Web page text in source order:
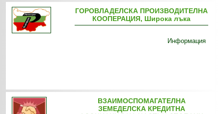
ГОРОВЛАДЕЛСКА ПРОИЗВОДИТЕЛНА
КООПЕРАЦИЯ, Широка лъка
Информация
ВЗАИМОСПОМАГАТЕЛНА
ЗЕМЕДЕЛСКА КРЕДИТНА